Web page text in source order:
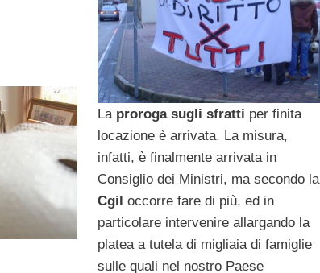
La proroga sugli sfratti per finita
locazione è arrivata. La misura,
infatti, è finalmente arrivata in
Consiglio dei Ministri, ma secondo la
Cgil occorre fare di più, ed in
particolare intervenire allargando la
platea a tutela di migliaia di famiglie
sulle quali nel nostro Paese